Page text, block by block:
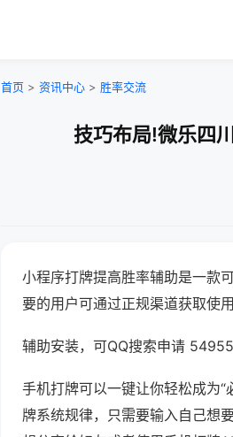
首页 > 资讯中心 > 胜率交流
技巧布局!微乐四
小程序打牌提高胜率辅助是一款
要的用户可通过正规渠道获取使用
辅助安装，可QQ搜索申请
手机打牌可以一键让你轻松成为
牌系统规律，只需要输入自己想